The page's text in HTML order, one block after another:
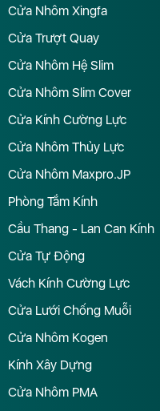
Cửa Nhôm Xingfa
Cửa Trượt Quay
Cửa Nhôm Hệ Slim
Cửa Nhôm Slim Cover
Cửa Kính Cường Lực
Cửa Nhôm Thủy Lực
Cửa Nhôm Maxpro.JP
Phòng Tắm Kính
Cầu Thang - Lan Can Kính
Cửa Tự Động
Vách Kính Cường Lực
Cửa Lưới Chống Muỗi
Cửa Nhôm Kogen
Kính Xây Dựng
Cửa Nhôm PMA